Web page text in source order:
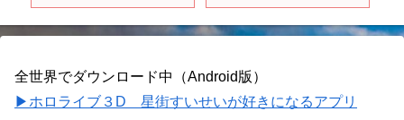
全世界でダウンロード中（Android版）
▶ホロライブ３D 星街すいせいが好きになるアプリ